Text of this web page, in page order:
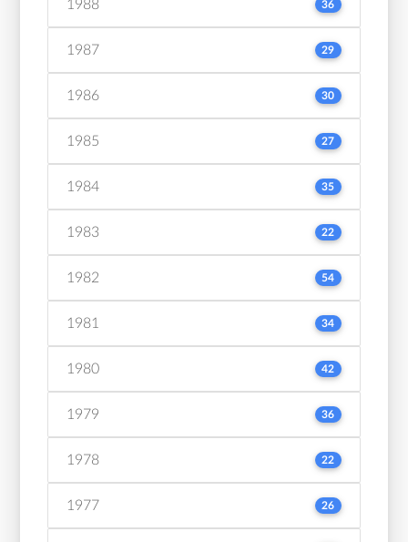
1988 36
1987 29
1986 30
1985 27
1984 35
1983 22
1982 54
1981 34
1980 42
1979 36
1978 22
1977 26